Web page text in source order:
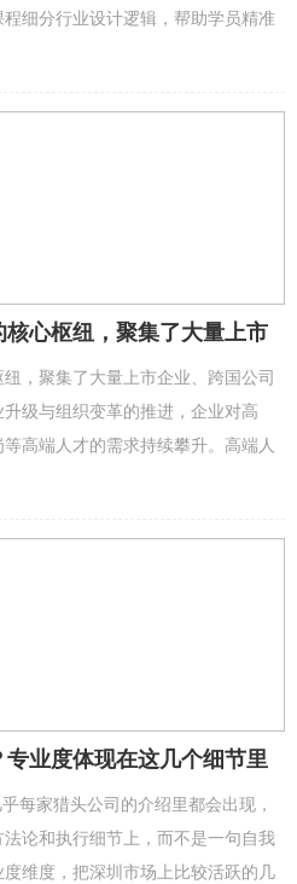
细分行业设计逻辑，帮助学员精准
不会区分行业调性，如何避免...
心枢纽，聚集了大量上市
，聚集了大量上市企业、跨国公司
级与组织变革的推进，企业对高
高端人才的需求持续攀升。高端人
动投递简历，且招聘试...
业度体现在这几个细节里
每家猎头公司的介绍里都会出现，
论和执行细节上，而不是一句自我
维度，把深圳市场上比较活跃的几